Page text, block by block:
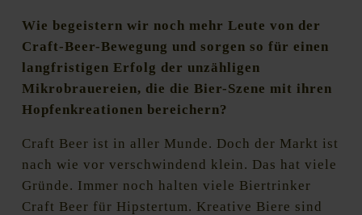
Wie begeistern wir noch mehr Leute von der
Craft-Beer-Bewegung und sorgen so für einen
langfristigen Erfolg der unzähligen
Mikrobrauereien, die die Bier-Szene mit ihren
Hopfenkreationen bereichern?
Craft Beer ist in aller Munde. Doch der Markt ist
nach wie vor verschwindend klein. Das hat viele
Gründe. Immer noch halten viele Biertrinker
Craft Beer für Hipstertum. Kreative Biere sind